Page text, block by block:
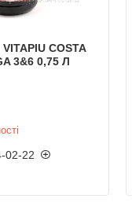
COSTA
3&6 0,75 Л
02-22